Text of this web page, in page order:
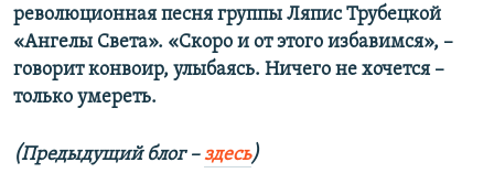
революционная песня группы Ляпис Трубецкой
«Ангелы Света». «Скоро и от этого избавимся», –
говорит конвоир, улыбаясь. Ничего не хочется –
только умереть.
(Предыдущий блог –здесь)